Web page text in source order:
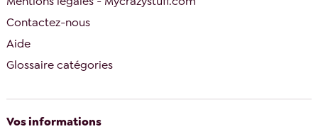
Contactez-nous
Aide
Glossaire catégories
Vos informations